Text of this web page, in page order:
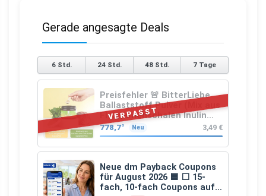
Gerade angesagte Deals
6 Std. 24 Std. 48 Std. 7 Tage
VERPASST
Preisfehler 🚨 BitterLiebe
Ballaststoff Pulver (Mix aus
Flohsamenschalen Inulin
(Präbiotika) Leinsamen &
Apfelfaser)
778,7° Neu 3,49 €
Neue dm Payback Coupons
für August 2026 🟦 ⬜ 15-
fach, 10-fach Coupons auf